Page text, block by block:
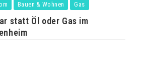
Bauen & Wohnen Gas
statt Öl oder Gas im